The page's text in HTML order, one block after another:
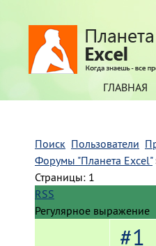
ГЛАВНАЯ
Поиск Пользователи
Форумы "Планета Excel"
Страницы: 1
RSS
Регулярное выражение
#1